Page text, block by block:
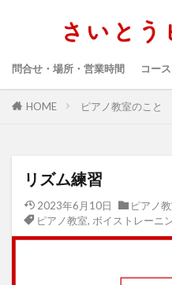
問合せ・場所・営業時間 コー
HOME ピアノ教室のこと
リズム練習
2023年6月10日
ピアノ
ピアノ教室, ボイストレーニ